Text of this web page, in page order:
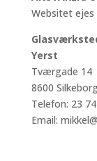
Websitet ejes
Yerst
Tværgade 14
8600
Telefon: 23
Email: